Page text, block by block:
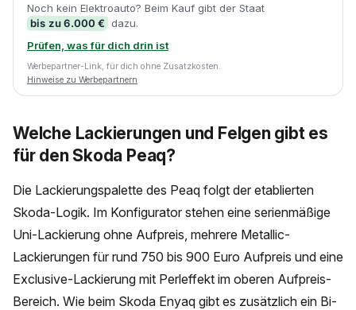
Noch kein Elektroauto? Beim Kauf gibt der Staat
bis zu 6.000 € dazu.
Prüfen, was für dich drin ist
Werbepartner-Link, für dich ohne Zusatzkosten.
Hinweise zu Werbepartnern
Welche Lackierungen und Felgen gibt es
für den Skoda Peaq?
Die Lackierungspalette des Peaq folgt der etablierten
Skoda-Logik. Im Konfigurator stehen eine serienmäßige
Uni-Lackierung ohne Aufpreis, mehrere Metallic-
Lackierungen für rund 750 bis 900 Euro Aufpreis und eine
Exclusive-Lackierung mit Perleffekt im oberen Aufpreis-
Bereich. Wie beim Skoda Enyaq gibt es zusätzlich ein Bi-